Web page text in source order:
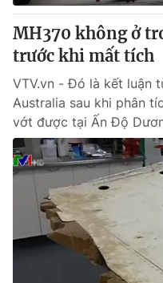
MH370 không ở
trước khi mất tích
VTV.vn - Đó là kết luận
Australia sau khi phân
vớt được tại Ấn Độ